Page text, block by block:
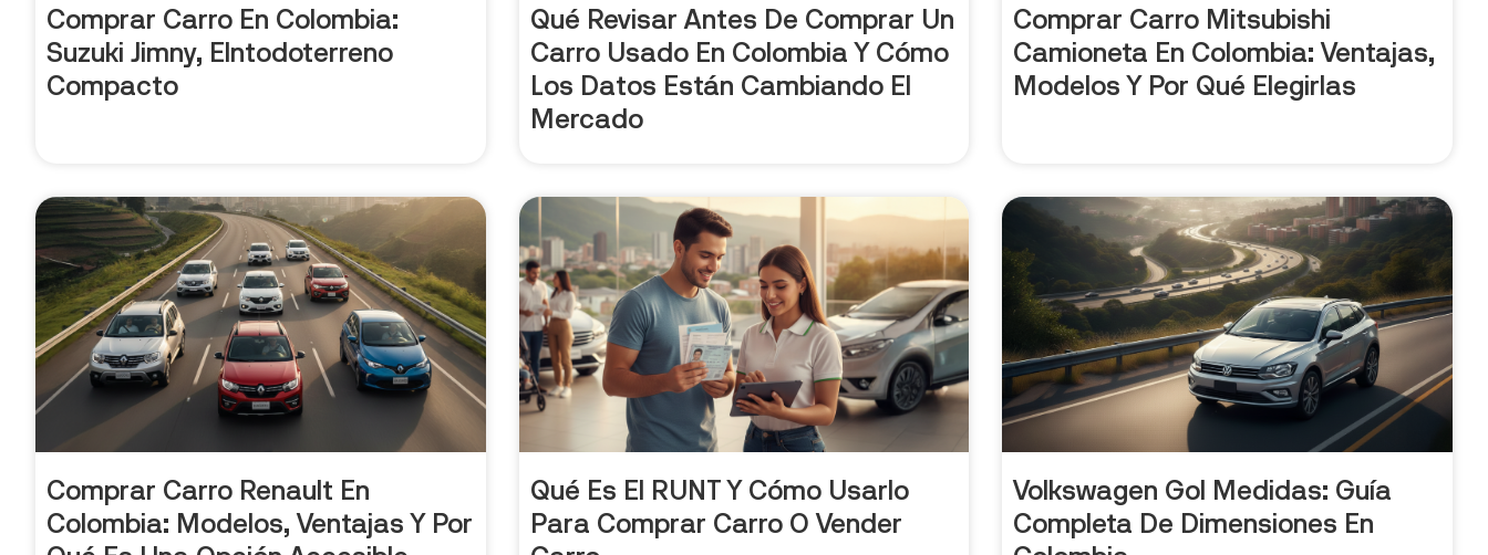
Comprar Carro En Colombia:
Suzuki Jimny, Elntodoterreno
Compacto
Qué Revisar Antes De Comprar Un
Carro Usado En Colombia Y Cómo
Los Datos Están Cambiando El
Mercado
Comprar Carro Mitsubishi
Camioneta En Colombia: Ventajas,
Modelos Y Por Qué Elegirlas
Comprar Carro Renault En
Colombia: Modelos, Ventajas Y Por
Qué Es El RUNT Y Cómo Usarlo
Para Comprar Carro O Vender
Volkswagen Gol Medidas: Guía
Completa De Dimensiones En